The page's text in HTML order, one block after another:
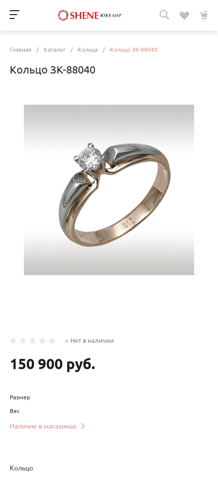
Главная / Каталог / Кольца / Кольцо ЗК-88040
Кольцо ЗК-88040
Нет в наличии
150 900 руб.
Размер
Вес
Наличие в магазинах
Кольцо